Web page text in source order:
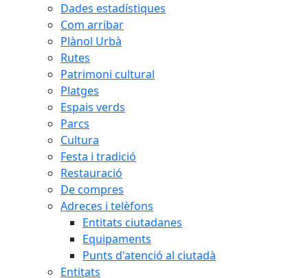
Dades estadístiques
Com arribar
Plànol Urbà
Rutes
Patrimoni cultural
Platges
Espais verds
Parcs
Cultura
Festa i tradició
Restauració
De compres
Adreces i telèfons
Entitats ciutadanes
Equipaments
Punts d'atenció al ciutadà
Entitats